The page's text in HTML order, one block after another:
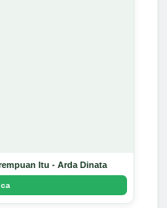
Itu - Arda Dinata